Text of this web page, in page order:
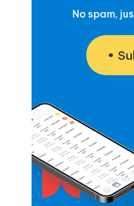
No spam,